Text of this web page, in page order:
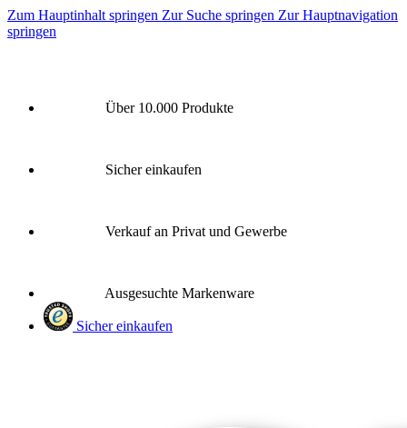
Zum Hauptinhalt springen Zur Suche springen Zur Hauptnavigation
springen
Über 10.000 Produkte
Sicher einkaufen
Verkauf an Privat und Gewerbe
Ausgesuchte Markenware
Sicher einkaufen